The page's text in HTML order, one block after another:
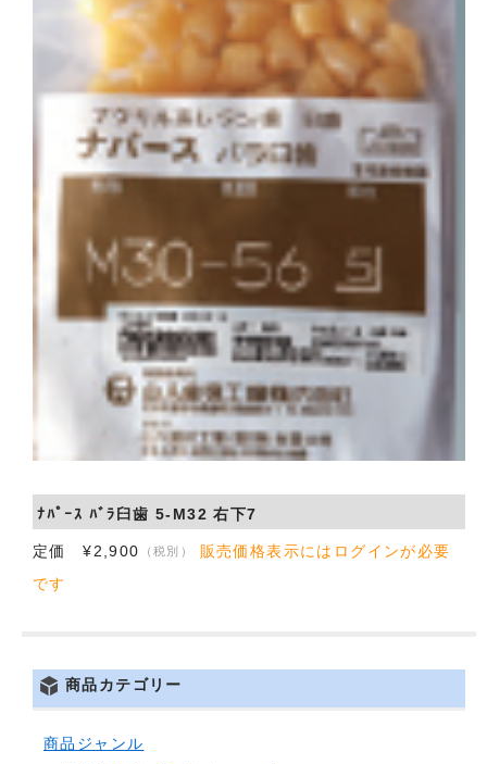
ﾅﾊﾟｰｽ ﾊﾞﾗ臼歯 5-M32 右下7
定価 ¥2,900 （税別）
販売価格表示にはログインが必要
です
商品カテゴリー
商品ジャンル